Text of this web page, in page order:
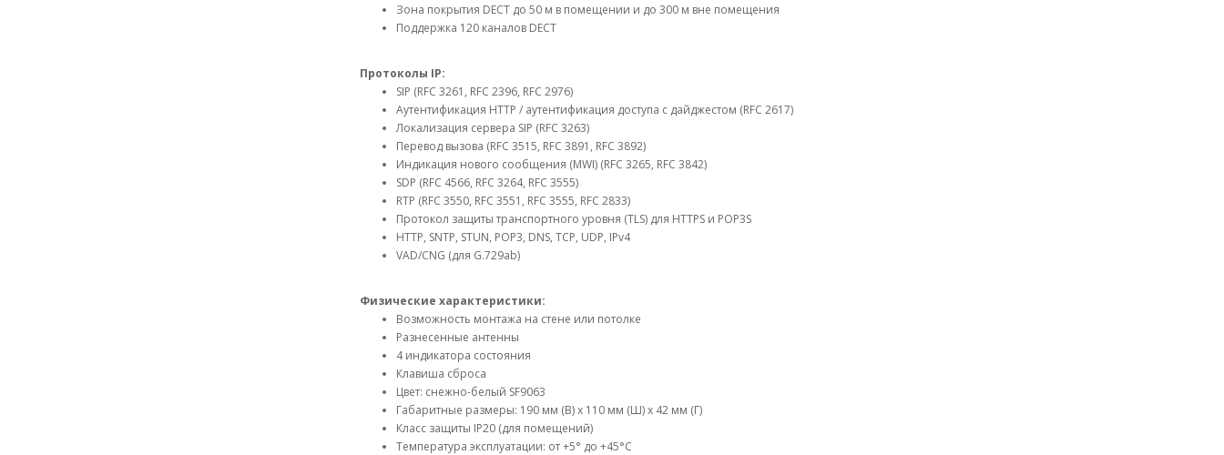
Зона покрытия DECT до 50 м в помещении и до 300 м вне помещения
Поддержка 120 каналов DECT
Протоколы IP:
SIP (RFC 3261, RFC 2396, RFC 2976)
Аутентификация HTTP / аутентификация доступа с дайджестом (RFC 2617)
Локализация сервера SIP (RFC 3263)
Перевод вызова (RFC 3515, RFC 3891, RFC 3892)
Индикация нового сообщения (MWI) (RFC 3265, RFC 3842)
SDP (RFC 4566, RFC 3264, RFC 3555)
RTP (RFC 3550, RFC 3551, RFC 3555, RFC 2833)
Протокол защиты транспортного уровня (TLS) для HTTPS и POP3S
HTTP, SNTP, STUN, POP3, DNS, TCP, UDP, IPv4
VAD/CNG (для G.729ab)
Физические характеристики:
Возможность монтажа на стене или потолке
Разнесенные антенны
4 индикатора состояния
Клавиша сброса
Цвет: снежно-белый SF9063
Габаритные размеры: 190 мм (В) x 110 мм (Ш) x 42 мм (Г)
Класс защиты IP20 (для помещений)
Температура эксплуатации: от +5° до +45°C